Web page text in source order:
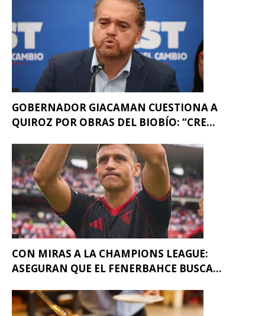
GOBERNADOR GIACAMAN CUESTIONA A
QUIROZ POR OBRAS DEL BIOBÍO: “CRE...
CON MIRAS A LA CHAMPIONS LEAGUE:
ASEGURAN QUE EL FENERBAHCE BUSCA...